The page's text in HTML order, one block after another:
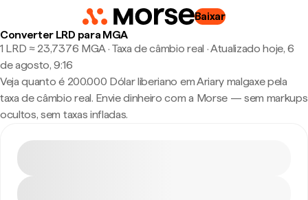
Baixar
Converter LRD para MGA
1 LRD ≈ 23,7376 MGA · Taxa de câmbio real ·Atualizado hoje, 6
de agosto, 9:16
Veja quanto é 200.000 Dólar liberiano em Ariary malgaxe pela
taxa de câmbio real. Envie dinheiro com a Morse — sem markups
ocultos, sem taxas infladas.